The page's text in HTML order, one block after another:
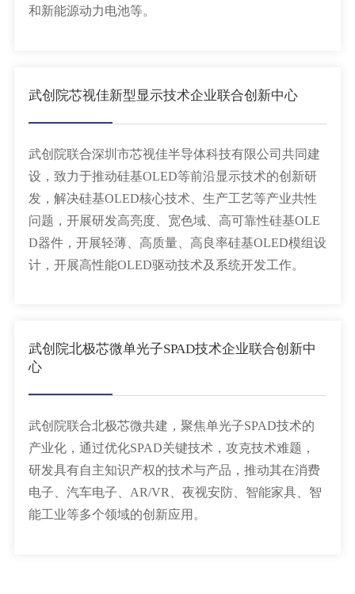
和新能源动力电池等。
武创院芯视佳新型显示技术企业联合创新中心
武创院联合深圳市芯视佳半导体科技有限公司共同建
设，致力于推动硅基OLED等前沿显示技术的创新研
发，解决硅基OLED核心技术、生产工艺等产业共性
问题，开展研发高亮度、宽色域、高可靠性硅基OLE
D器件，开展轻薄、高质量、高良率硅基OLED模组设
计，开展高性能OLED驱动技术及系统开发工作。
武创院北极芯微单光子SPAD技术企业联合创新中
心
武创院联合北极芯微共建，聚焦单光子SPAD技术的
产业化，通过优化SPAD关键技术，攻克技术难题，
研发具有自主知识产权的技术与产品，推动其在消费
电子、汽车电子、AR/VR、夜视安防、智能家具、智
能工业等多个领域的创新应用。